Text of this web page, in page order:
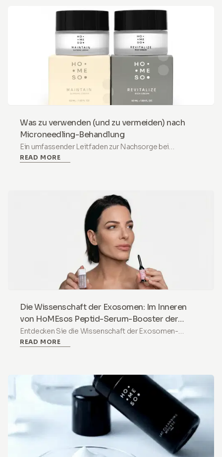
Hygienefehler.
Was zu verwenden (und zu vermeiden) nach
Microneedling-Behandlung
Ein umfassender Leitfaden zur Nachsorge bei
Microneedling. Entdecken Sie, welche Inhaltsstoffe zu
READ MORE
Die Wissenschaft der Exosomen: Im Inneren
von HoMEsos Peptid-Serum-Booster der
nächsten Generation
Entdecken Sie die Wissenschaft der Exosomen-
Hautpflege. Ein nicht-invasiver Peptidserum-Booster,
READ MORE